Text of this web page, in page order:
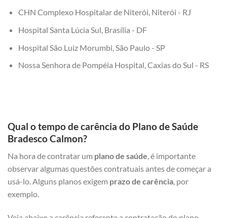
CHN Complexo Hospitalar de Niterói, Niterói - RJ
Hospital Santa Lúcia Sul, Brasília - DF
Hospital São Luiz Morumbi, São Paulo - SP
Nossa Senhora de Pompéia Hospital, Caxias do Sul - RS
Qual o tempo de carência do Plano de Saúde
Bradesco Calmon?
Na hora de contratar um plano de saúde, é importante
observar algumas questões contratuais antes de começar a
usá-lo. Alguns planos exigem prazo de carência, por
exemplo.